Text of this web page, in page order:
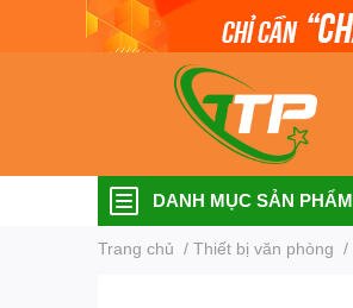
DANH MỤC SẢN PHẨM
Trang chủ / Thiết bị văn phòng /